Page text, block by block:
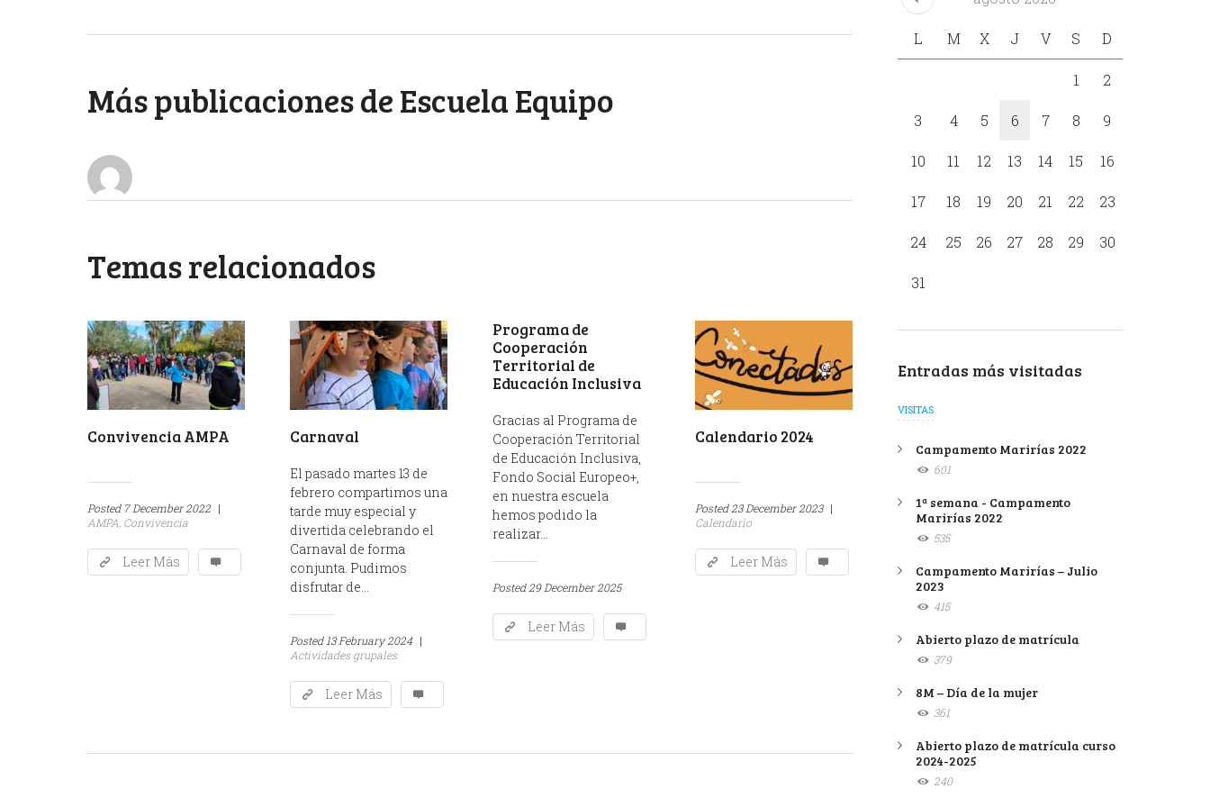
Más publicaciones deEscuela Equipo
Temas relacionados
Convivencia AMPA
Posted 7 December 2022 |
AMPA, Convivencia
Leer Más
Carnaval
El pasado martes 13 de
febrero compartimos una
tarde muy especial y
divertida celebrando el
Carnaval de forma
conjunta. Pudimos
disfrutar de...
Posted 13 February 2024 |
Actividades grupales
Leer Más
Programa de
Cooperación
Territorial de
Educación Inclusiva
Gracias al Programa de
Cooperación Territorial
de Educación Inclusiva,
Fondo Social Europeo+,
en nuestra escuela
hemos podido la
realizar...
Posted29 December 2025
Leer Más
Calendario 2024
Posted23 December 2023 |
Calendario
Leer Más
L M X J V S D
1 2
3 4 5 6 7 8 9
10 11 12 13 14 15 16
17 18 19 20 21 22 23
24 25 26 27 28 29 30
31
Entradas más visitadas
VISITAS
Campamento Marirías 2022
601
1ª semana - Campamento
Marirías 2022
535
Campamento Marirías – Julio
2023
415
Abierto plazo de matrícula
379
8M – Día de la mujer
361
Abierto plazo de matrícula curso
2024-2025
240